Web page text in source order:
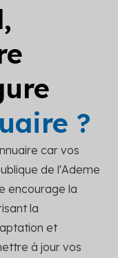
?
car vos
de l'Ademe
encourage la
la
et
à jour vos